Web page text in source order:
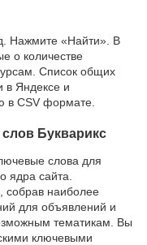
Нажмите «Найти». В
о количестве
Список общих
в Яндексе и
в CSV формате.
Букварикс
слова для
ядра сайта.
собрав наиболее
для объявлений и
тематикам. Вы
ключевыми